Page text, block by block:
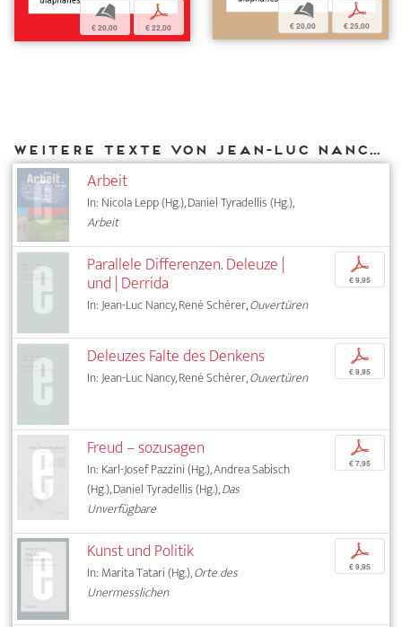
b
€ 20,00
p
€ 22,00
b
€ 20,00
p
€ 25,00
Weitere Texte von Jean-Luc Nancy bei DIAPHANES
Arbeit
In: Nicola Lepp (Hg.), Daniel Tyradellis (Hg.),
Arbeit
Parallele Differenzen. Deleuze |
und | Derrida
In: Jean-Luc Nancy, René Schérer,Ouvertüren
p
€ 9,95
Deleuzes Falte des Denkens
In: Jean-Luc Nancy, René Schérer,Ouvertüren
p
€ 9,95
Freud – sozusagen
In: Karl-Josef Pazzini (Hg.), Andrea Sabisch
(Hg.), Daniel Tyradellis (Hg.),Das
Unverfügbare
p
€ 7,95
Kunst und Politik
In: Marita Tatari (Hg.),Orte des
Unermesslichen
p
€ 9,95